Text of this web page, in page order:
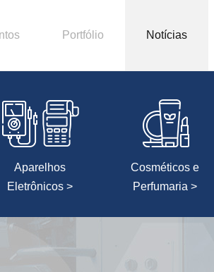
Portfólio Notícias
Aparelhos
Eletrônicos >
Cosméticos e
Perfumaria >